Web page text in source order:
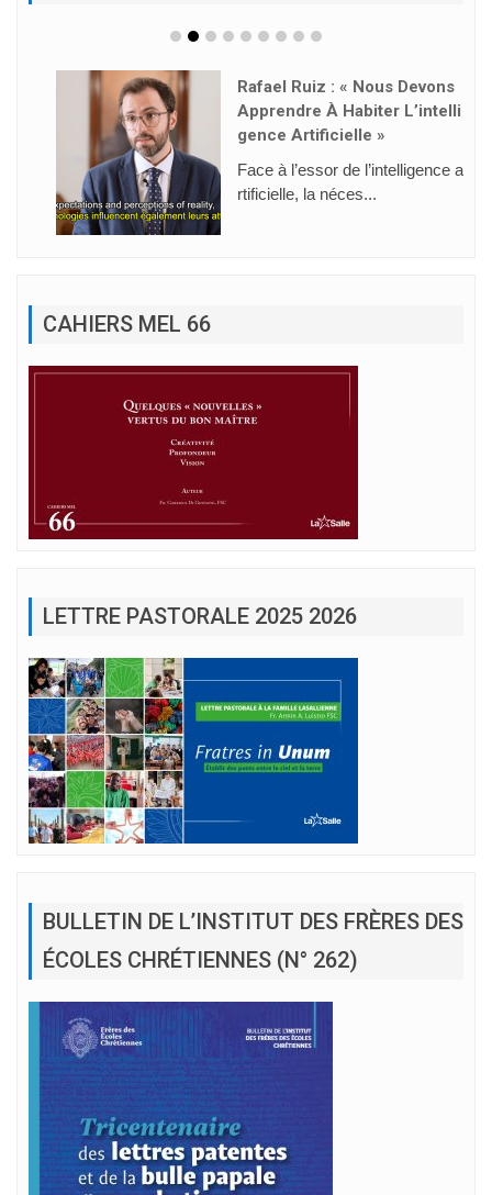
Rafael Ruiz : « Nous Devons
Apprendre À Habiter L’intelli
Gence Artificielle »
Face à l’essor de l’intelligence a
rtificielle, la néces...
CAHIERS MEL 66
LETTRE PASTORALE 2025 2026
BULLETIN DE L’INSTITUT DES FRÈRES DES
ÉCOLES CHRÉTIENNES (N° 262)